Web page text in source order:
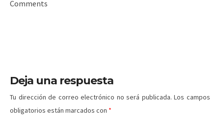
Comments
Deja una respuesta
Tu dirección de correo electrónico no será publicada. Los campos
obligatorios están marcados con *